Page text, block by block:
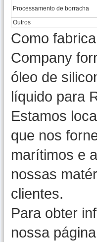
Processamento de borracha
Outros
Como
Company
óleo de
líquido para
Estamos
que nos
marítimos e
nossas
clientes.
Para obter
nossa